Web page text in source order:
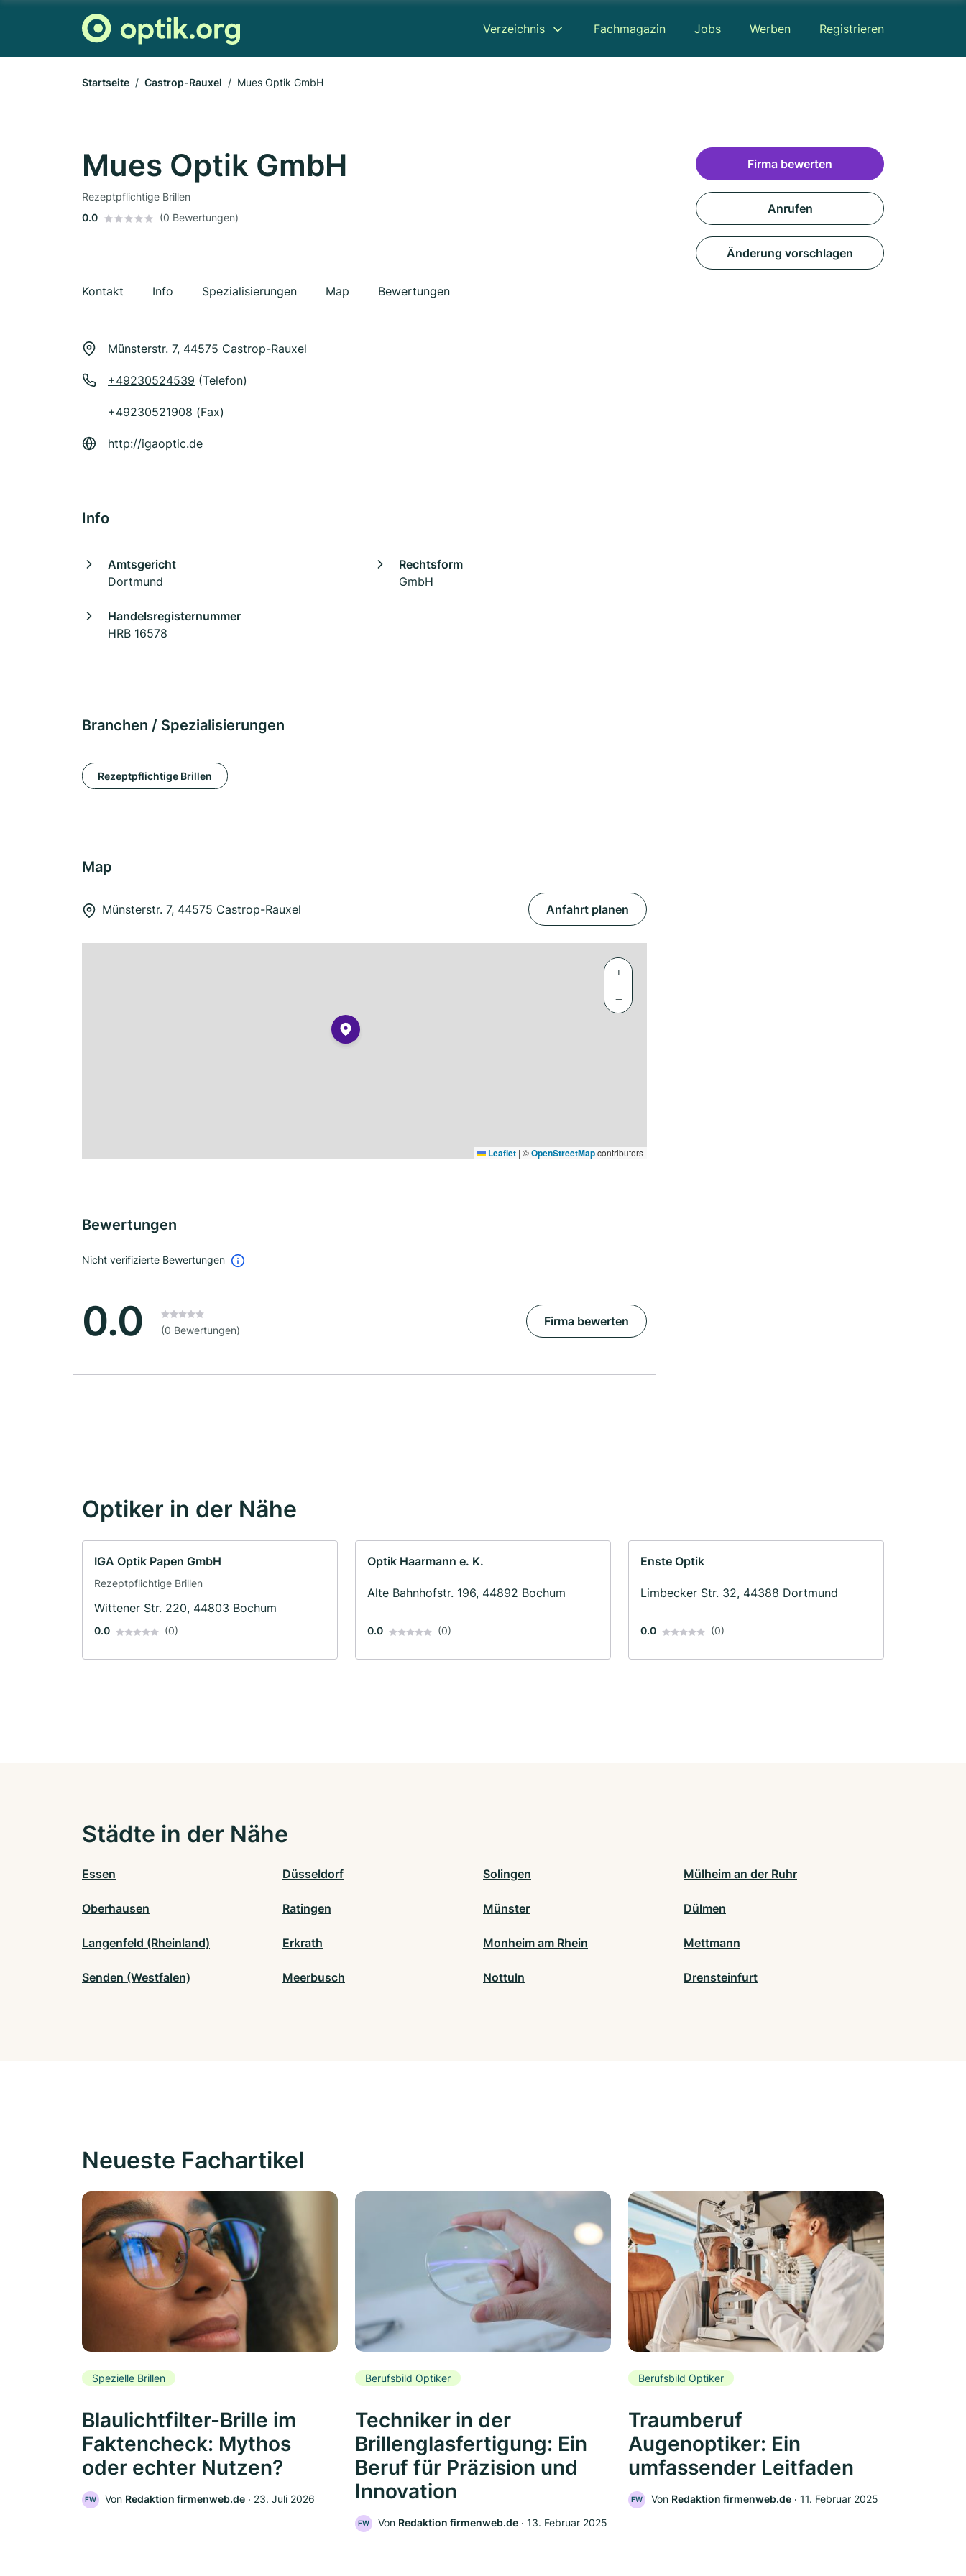
Verzeichnis Fachmagazin Jobs Werben Registrieren
Startseite Castrop-Rauxel Mues Optik GmbH
Mues Optik GmbH
Rezeptpflichtige Brillen
0.0
(0 Bewertungen)
Kontakt Info Spezialisierungen Map Bewertungen
Münsterstr. 7, 44575 Castrop-Rauxel
+49230524539 (Telefon)
+49230521908 (Fax)
http://igaoptic.de
Info
Amtsgericht
Dortmund
Rechtsform
GmbH
Handelsregisternummer
HRB 16578
Branchen / Spezialisierungen
Rezeptpflichtige Brillen
Map
Münsterstr. 7, 44575 Castrop-Rauxel Anfahrt planen
+
−
Leaflet | ©OpenStreetMapcontributors
Bewertungen
Nicht verifizierte Bewertungen
0.0 (0 Bewertungen)
Firma bewerten
Firma bewerten
Anrufen
Änderung vorschlagen
Optiker in der Nähe
IGA Optik Papen GmbH
Rezeptpflichtige Brillen
Wittener Str. 220, 44803 Bochum
0.0 (0)
Optik Haarmann e. K.
Alte Bahnhofstr. 196, 44892 Bochum
0.0 (0)
Enste Optik
Limbecker Str. 32, 44388 Dortmund
0.0 (0)
Städte in der Nähe
Essen Düsseldorf Solingen Mülheim an der Ruhr
Oberhausen Ratingen Münster Dülmen
Langenfeld (Rheinland) Erkrath Monheim am Rhein Mettmann
Senden (Westfalen) Meerbusch Nottuln Drensteinfurt
Neueste Fachartikel
Spezielle Brillen
Blaulichtfilter-Brille im
Faktencheck: Mythos
oder echter Nutzen?
FW Von Redaktion firmenweb.de ‧ 23. Juli 2026
Berufsbild Optiker
Techniker in der
Brillenglasfertigung: Ein
Beruf für Präzision und
Innovation
FW Von Redaktion firmenweb.de ‧ 13. Februar 2025
Berufsbild Optiker
Traumberuf
Augenoptiker: Ein
umfassender Leitfaden
FW Von Redaktion firmenweb.de ‧ 11. Februar 2025